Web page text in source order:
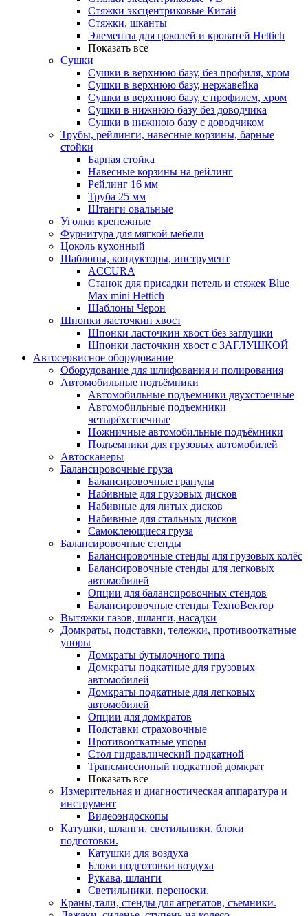
Стяжки эксцентриковые Китай
Стяжки, шканты
Элементы для цоколей и кроватей Hettich
Показать все
Сушки
Сушки в верхнюю базу, без профиля, хром
Сушки в верхнюю базу, нержавейка
Сушки в верхнюю базу, с профилем, хром
Сушки в нижнюю базу без доводчика
Сушки в нижнюю базу с доводчиком
Трубы, рейлинги, навесные корзины, барные
стойки
Барная стойка
Навесные корзины на рейлинг
Рейлинг 16 мм
Труба 25 мм
Штанги овальные
Уголки крепежные
Фурнитура для мягкой мебели
Цоколь кухонный
Шаблоны, кондукторы, инструмент
ACCURA
Станок для присадки петель и стяжек Blue
Max mini Hettich
Шаблоны Черон
Шпонки ласточкин хвост
Шпонки ласточкин хвост без заглушки
Шпонки ласточкин хвост с ЗАГЛУШКОЙ
Автосервисное оборудование
Оборудование для шлифования и полирования
Автомобильные подъёмники
Автомобильные подъемники двухстоечные
Автомобильные подъемники
четырёхстоечные
Ножничные автомобильные подъёмники
Подъемники для грузовых автомобилей
Автосканеры
Балансировочные груза
Балансировочные гранулы
Набивные для грузовых дисков
Набивные для литых дисков
Набивные для стальных дисков
Самоклеющиеся груза
Балансировочные стенды
Балансировочные стенды для грузовых колёс
Балансировочные стенды для легковых
автомобилей
Опции для балансировочных стендов
Балансировочные стенды ТехноВектор
Вытяжки газов, шланги, насадки
Домкраты, подставки, тележки, противооткатные
упоры
Домкраты бутылочного типа
Домкраты подкатные для грузовых
автомобилей
Домкраты подкатные для легковых
автомобилей
Опции для домкратов
Подставки страховочные
Противооткатные упоры
Стол гидравлический подкатной
Трансмиссионый подкатной домкрат
Показать все
Измерительная и диагностическая аппаратура и
инструмент
Видеоэндоскопы
Катушки, шланги, светильники, блоки
подготовки.
Катушки для воздуха
Блоки подготовки воздуха
Рукава, шланги
Светильники, переноски.
Краны,тали, стенды для агрегатов, съемники.